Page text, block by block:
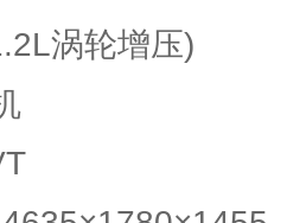
涡轮增压)